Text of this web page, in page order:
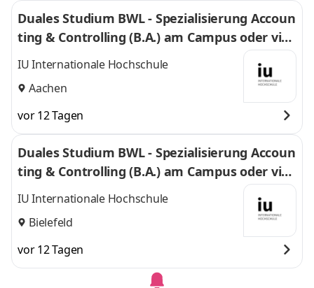
Duales Studium BWL - Spezialisierung Accoun
ting & Controlling (B.A.) am Campus oder virt
uell
IU Internationale Hochschule
Aachen
vor 12 Tagen
Duales Studium BWL - Spezialisierung Accoun
ting & Controlling (B.A.) am Campus oder virt
uell
IU Internationale Hochschule
Bielefeld
vor 12 Tagen